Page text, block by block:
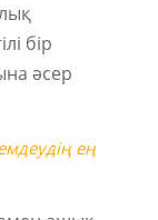
бір
әсер
ең